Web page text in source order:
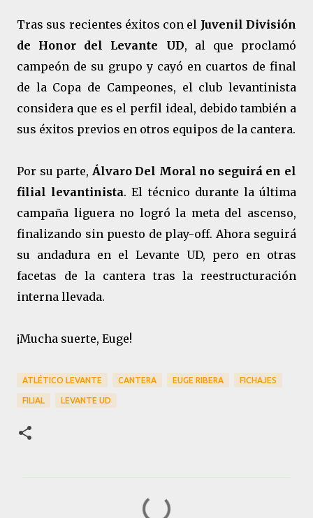
Tras sus recientes éxitos con el Juvenil División
de Honor del Levante UD, al que proclamó
campeón de su grupo y cayó en cuartos de final
de la Copa de Campeones, el club levantinista
considera que es el perfil ideal, debido también a
sus éxitos previos en otros equipos de la cantera.
Por su parte, Álvaro Del Moral no seguirá en el
filial levantinista. El técnico durante la última
campaña liguera no logró la meta del ascenso,
finalizando sin puesto de play-off. Ahora seguirá
su andadura en el Levante UD, pero en otras
facetas de la cantera tras la reestructuración
interna llevada.
¡Mucha suerte, Euge!
ATLÉTICO LEVANTE CANTERA EUGE RIBERA FICHAJES
FILIAL LEVANTE UD